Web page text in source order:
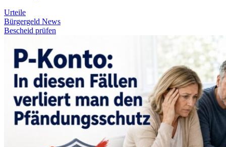
Urteile
Bürgergeld News
Bescheid prüfen